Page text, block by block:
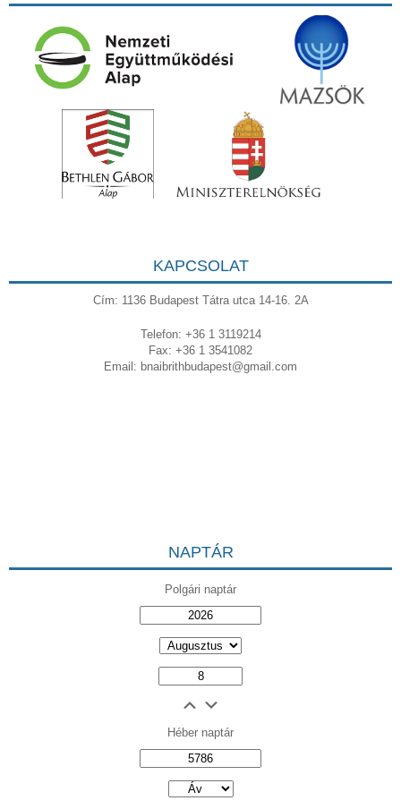
KAPCSOLAT
Cím: 1136 Budapest Tátra utca 14-16. 2A
Telefon: +36 1 3119214
Fax: +36 1 3541082
Email: bnaibrithbudapest@gmail.com
NAPTÁR
Polgári naptár
Héber naptár